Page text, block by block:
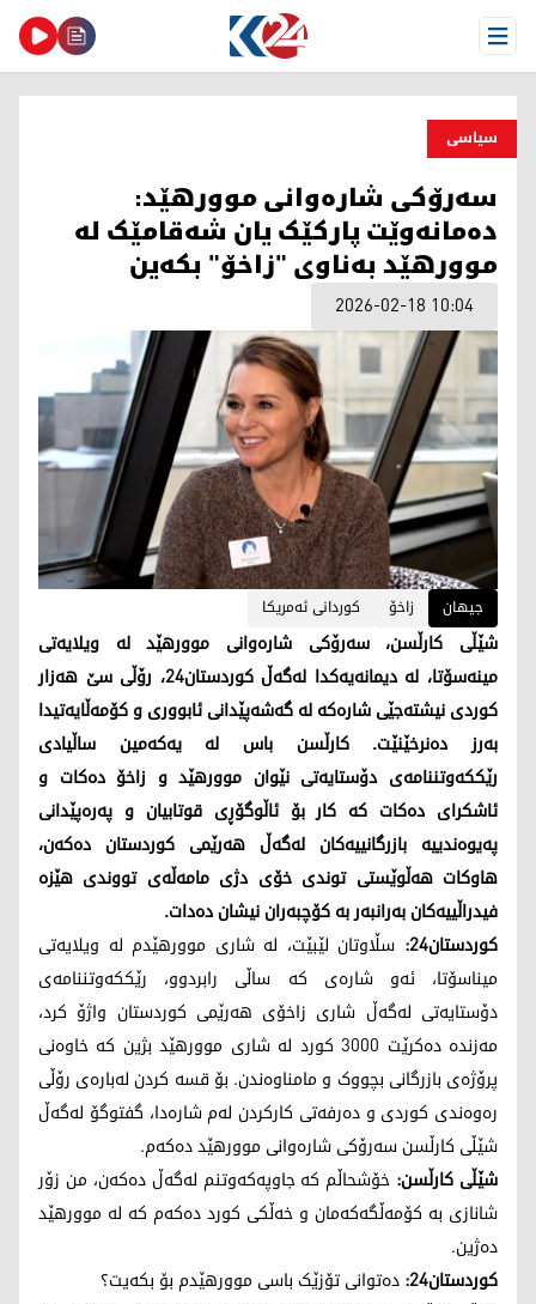
Open Menu
سیاسی
سەرۆکی شارەوانی موورهێد:
دەمانەوێت پارکێک یان شەقامێک لە
موورهێد بەناوی "زاخۆ" بکەین
2026-02-18 10:04
جیهان زاخۆ کوردانی ئەمریکا
شێڵی کارڵسن، سەرۆکی شارەوانی موورهێد لە ویلایەتی
مینەسۆتا، لە دیمانەیەکدا لەگەڵ کوردستان24، رۆڵی سێ هەزار
کوردی نیشتەجێی شارەکە لە گەشەپێدانی ئابووری و کۆمەڵایەتیدا
بەرز دەنرخێنێت. کارڵسن باس لە یەکەمین ساڵیادی
رێککەوتننامەی دۆستایەتی نێوان موورهێد و زاخۆ دەکات و
ئاشکرای دەکات کە کار بۆ ئاڵوگۆڕی قوتابیان و پەرەپێدانی
پەیوەندییە بازرگانییەکان لەگەڵ هەرێمی کوردستان دەکەن،
هاوکات هەڵوێستی توندی خۆی دژی مامەڵەی تووندی هێزە
فیدراڵییەکان بەرانبەر بە کۆچبەران نیشان دەدات.
کوردستان24:
سڵاوتان لێبێت، لە شاری موورهێدم لە ویلایەتی
میناسۆتا، ئەو شارەی کە ساڵی رابردوو، رێککەوتننامەی
دۆستایەتی لەگەڵ شاری زاخۆی هەرێمی کوردستان واژۆ کرد،
مەزندە دەکرێت 3000 کورد لە شاری موورهێد بژین کە خاوەنی
پرۆژەی بازرگانی بچووک و مامناوەندن. بۆ قسە کردن لەبارەی رۆڵی
رەوەندی کوردی و دەرفەتی کارکردن لەم شارەدا، گفتوگۆ لەگەڵ
شێڵی کارڵسن سەرۆکی شارەوانی موورهێد دەکەم.
شێڵی کارڵسن: خۆشحاڵم کە جاوپەکەوتنم لەگەڵ دەکەن، من زۆر
شانازی بە کۆمەڵگەکەمان و خەڵکی کورد دەکەم کە لە موورهێد
دەژین.
کوردستان24:
دەتوانی تۆزێک باسی موورهێدم بۆ بکەیت؟